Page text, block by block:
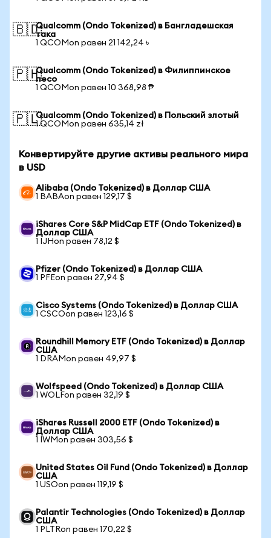
🇧🇩Qualcomm (Ondo Tokenized) в Бангладешская
така
1 QCOMon равен 21 142,24 ৳
🇵🇭Qualcomm (Ondo Tokenized) в Филиппинское
песо
1 QCOMon равен 10 368,98 ₱
🇵🇱Qualcomm (Ondo Tokenized) в Польский злотый
1 QCOMon равен 635,14 zł
Конвертируйте другие активы реального мира
в USD
Alibaba (Ondo Tokenized) в Доллар США
1 BABAon равен 129,17 $
iShares Core S&P MidCap ETF (Ondo Tokenized) в
Доллар США
1 IJHon равен 78,12 $
Pfizer (Ondo Tokenized) в Доллар США
1 PFEon равен 27,94 $
Cisco Systems (Ondo Tokenized) в Доллар США
1 CSCOon равен 123,16 $
Roundhill Memory ETF (Ondo Tokenized) в Доллар
США
1 DRAMon равен 49,97 $
Wolfspeed (Ondo Tokenized) в Доллар США
1 WOLFon равен 32,19 $
iShares Russell 2000 ETF (Ondo Tokenized) в
Доллар США
1 IWMon равен 303,56 $
United States Oil Fund (Ondo Tokenized) в Доллар
США
1 USOon равен 119,19 $
Palantir Technologies (Ondo Tokenized) в Доллар
США
1 PLTRon равен 170,22 $